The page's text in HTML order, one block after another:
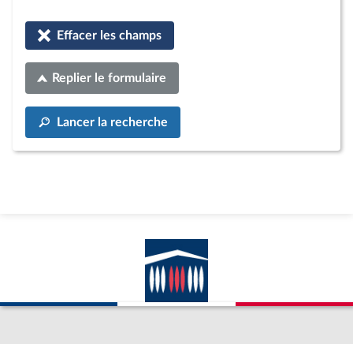
Effacer les champs
Replier le formulaire
Lancer la recherche